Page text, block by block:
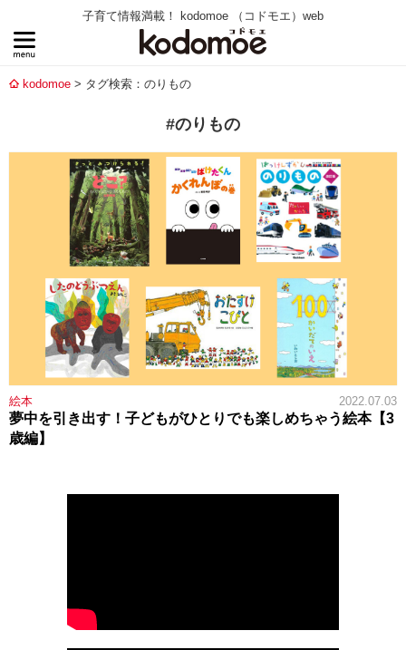
子育て情報満載！ kodomoe （コドモエ）web
kodomoe タグ検索：のりもの
#のりもの
絵本 2022.07.03
夢中を引き出す！子どもがひとりでも楽しめちゃう絵本【3
歳編】